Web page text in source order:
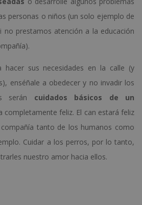
personas o niños (un solo ejemplo de
no prestamos atención a la educación
hacer sus necesidades en la calle (y
enséñale a obedecer y no invadir los
serán cuidados básicos de un
completamente feliz. El can estará feliz
tanto de los humanos como
Cuidar a los perros, por lo tanto,
nuestro amor hacia ellos.